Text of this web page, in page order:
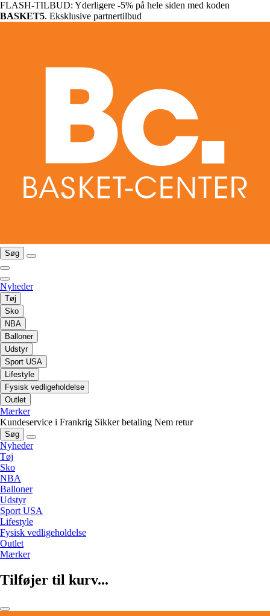
FLASH-TILBUD: Yderligere -5% på hele siden med koden
BASKET5. Eksklusive partnertilbud
Søg
Nyheder
Tøj
Sko
NBA
Balloner
Udstyr
Sport USA
Lifestyle
Fysisk vedligeholdelse
Outlet
Mærker
Kundeservice i Frankrig Sikker betaling Nem retur
Søg
Nyheder
Tøj
Sko
NBA
Balloner
Udstyr
Sport USA
Lifestyle
Fysisk vedligeholdelse
Outlet
Mærker
Tilføjer til kurv...